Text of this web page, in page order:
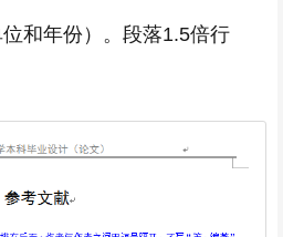
和年份）。段落1.5倍行